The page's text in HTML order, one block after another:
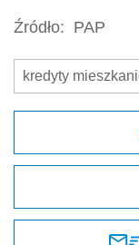
Źródło: PAP
kredyty